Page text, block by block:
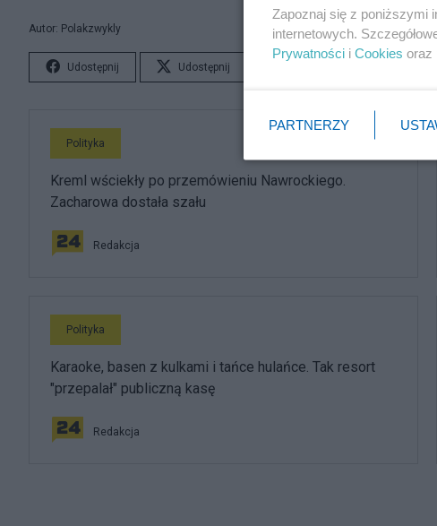
Autor: Polakzwykly
Udostępnij Udostępnij
Polityka
Kreml wściekły po przemówieniu Nawrockiego.
Zacharowa dostała szału
Redakcja
Polityka
Karaoke, basen z kulkami i tańce hulańce. Tak resort
"przepalał" publiczną kasę
Redakcja
Zapoznaj się z poniższymi
internetowych.
Prywatności i Cookies oraz
PARTNERZY